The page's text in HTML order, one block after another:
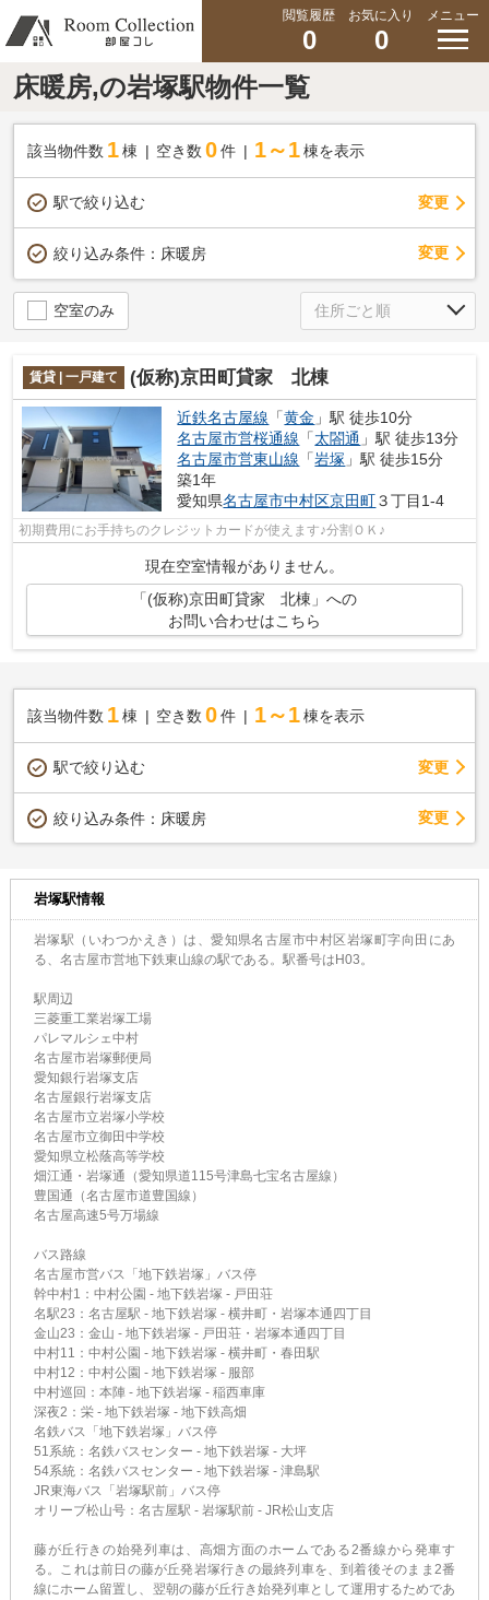
閲覧履歴
0
お気に入り
0
メニュー
床暖房,の岩塚駅物件一覧
該当物件数 1棟 空き数 0 件 1～1 棟を表示
駅で絞り込む 変更
絞り込み条件： 床暖房 変更
空室のみ
賃貸 | 一戸建て (仮称)京田町貸家 北棟
近鉄名古屋線 「黄金 」駅 徒歩10分
名古屋市営桜通線 「太閤通 」駅 徒歩13分
名古屋市営東山線 「岩塚 」駅 徒歩15分
築1年
愛知県名古屋市中村区京田町３丁目1-4
初期費用にお手持ちのクレジットカードが使えます♪分割ＯＫ♪
現在空室情報がありません。
「(仮称)京田町貸家 北棟」への
お問い合わせはこちら
該当物件数 1棟 空き数 0 件 1～1 棟を表示
駅で絞り込む 変更
絞り込み条件： 床暖房 変更
岩塚駅情報
岩塚駅（いわつかえき）は、愛知県名古屋市中村区岩塚町字向田にあ
る、名古屋市営地下鉄東山線の駅である。駅番号はH03。
駅周辺
三菱重工業岩塚工場
パレマルシェ中村
名古屋市岩塚郵便局
愛知銀行岩塚支店
名古屋銀行岩塚支店
名古屋市立岩塚小学校
名古屋市立御田中学校
愛知県立松蔭高等学校
畑江通・岩塚通（愛知県道115号津島七宝名古屋線）
豊国通（名古屋市道豊国線）
名古屋高速5号万場線
バス路線
名古屋市営バス「地下鉄岩塚」バス停
幹中村1：中村公園 - 地下鉄岩塚 - 戸田荘
名駅23：名古屋駅 - 地下鉄岩塚 - 横井町・岩塚本通四丁目
金山23：金山 - 地下鉄岩塚 - 戸田荘・岩塚本通四丁目
中村11：中村公園 - 地下鉄岩塚 - 横井町・春田駅
中村12：中村公園 - 地下鉄岩塚 - 服部
中村巡回：本陣 - 地下鉄岩塚 - 稲西車庫
深夜2：栄 - 地下鉄岩塚 - 地下鉄高畑
名鉄バス「地下鉄岩塚」バス停
51系統：名鉄バスセンター - 地下鉄岩塚 - 大坪
54系統：名鉄バスセンター - 地下鉄岩塚 - 津島駅
JR東海バス「岩塚駅前」バス停
オリーブ松山号：名古屋駅 - 岩塚駅前 - JR松山支店
藤が丘行きの始発列車は、高畑方面のホームである2番線から発車す
る。これは前日の藤が丘発岩塚行きの最終列車を、到着後そのまま2番
線にホーム留置し、翌朝の藤が丘行き始発列車として運用するためであ